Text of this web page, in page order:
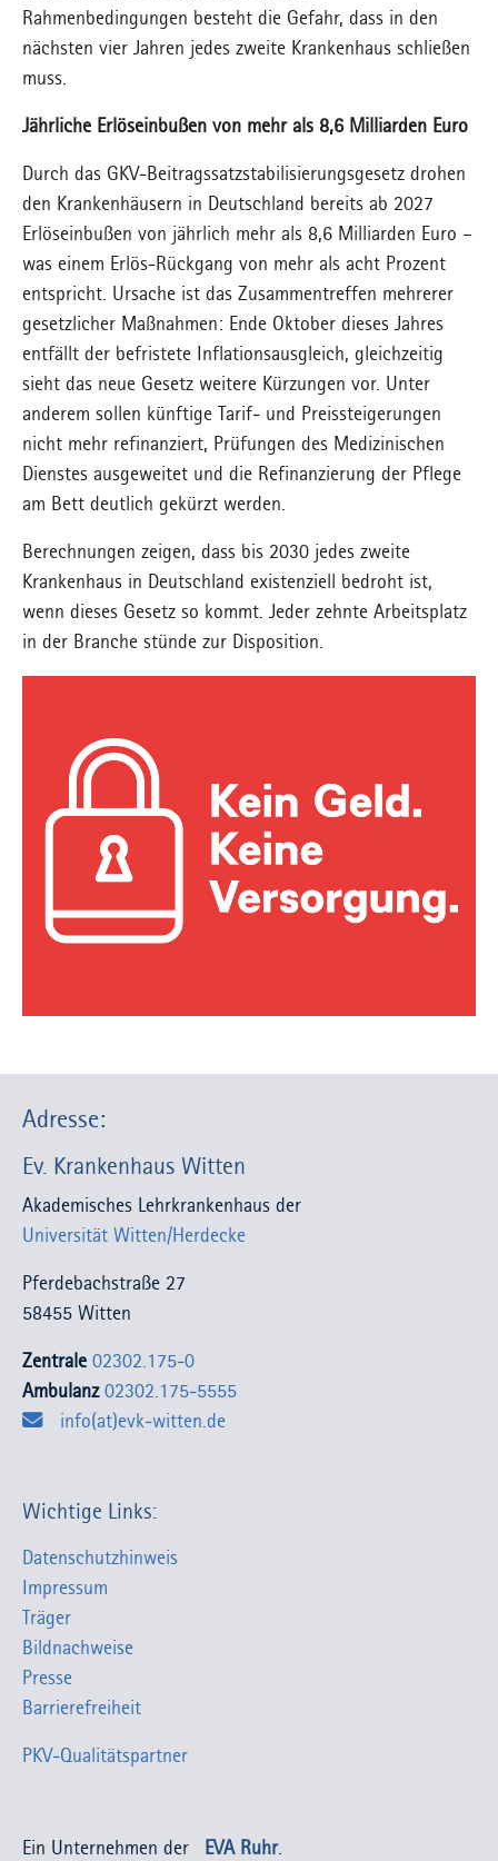
Rahmenbedingungen besteht die Gefahr, dass in den
nächsten vier Jahren jedes zweite Krankenhaus schließen
muss.
Jährliche Erlöseinbußen von mehr als 8,6 Milliarden Euro
Durch das GKV-Beitragssatzstabilisierungsgesetz drohen
den Krankenhäusern in Deutschland bereits ab 2027
Erlöseinbußen von jährlich mehr als 8,6 Milliarden Euro –
was einem Erlös-Rückgang von mehr als acht Prozent
entspricht. Ursache ist das Zusammentreffen mehrerer
gesetzlicher Maßnahmen: Ende Oktober dieses Jahres
entfällt der befristete Inflationsausgleich, gleichzeitig
sieht das neue Gesetz weitere Kürzungen vor. Unter
anderem sollen künftige Tarif- und Preissteigerungen
nicht mehr refinanziert, Prüfungen des Medizinischen
Dienstes ausgeweitet und die Refinanzierung der Pflege
am Bett deutlich gekürzt werden.
Berechnungen zeigen, dass bis 2030 jedes zweite
Krankenhaus in Deutschland existenziell bedroht ist,
wenn dieses Gesetz so kommt. Jeder zehnte Arbeitsplatz
in der Branche stünde zur Disposition.
Adresse:
Ev. Krankenhaus Witten
Akademisches Lehrkrankenhaus der
Universität Witten/Herdecke
Pferdebachstraße 27
58455 Witten
Zentrale 02302.175-0
Ambulanz 02302.175-5555
info(at)evk-witten.de
Wichtige Links:
Datenschutzhinweis
Impressum
Träger
Bildnachweise
Presse
Barrierefreiheit
PKV-Qualitätspartner
Ein Unternehmen der EVA Ruhr.